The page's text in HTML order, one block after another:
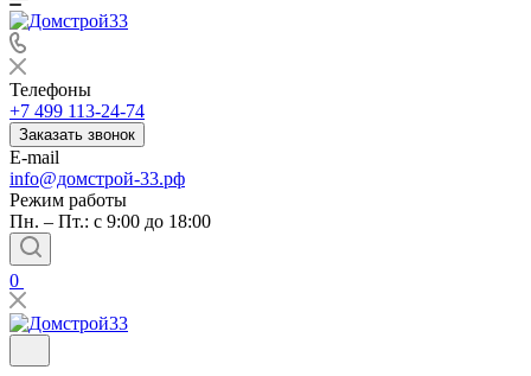
Телефоны
+7 499 113-24-74
Заказать звонок
E-mail
info@домстрой-33.рф
Режим работы
Пн. – Пт.: с 9:00 до 18:00
0